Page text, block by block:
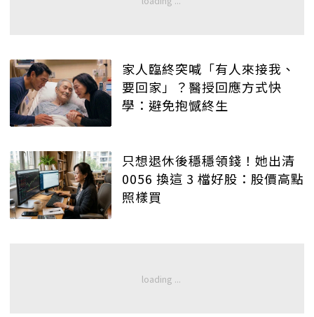
家人臨終突喊「有人來接我、
要回家」？醫授回應方式快
學：避免抱憾終生
只想退休後穩穩領錢！她出清
0056 換這 3 檔好股：股價高點
照樣買